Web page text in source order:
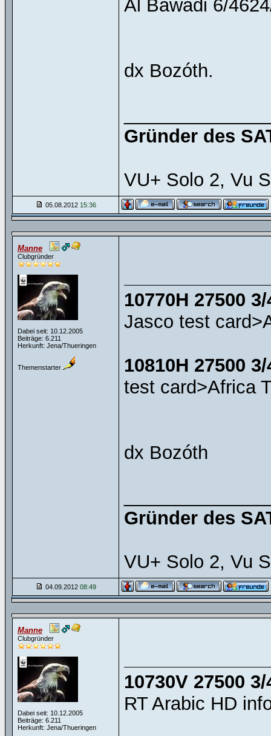
Al Bawadi 6/
dx Bozóth.
Gründer des
VU+ Solo 2, Vu
05.08.2012 15:36
Manne
Clubgründer
Dabei seit: 10.12.2005
Beiträge: 6.211
Herkunft: Jena/Thueringen
Themenstarter
10770H 27500 3/
Jasco test
10810H 27500 3/
test card>Africa
dx Bozóth
Gründer des
VU+ Solo 2, Vu
04.09.2012 08:49
Manne
Clubgründer
Dabei seit: 10.12.2005
Beiträge: 6.211
Herkunft: Jena/Thueringen
10730V 27500 3/
RT Arabic HD